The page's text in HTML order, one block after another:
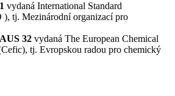
vydaná International Standard
), tj. Mezinárodní organizací pro
32 vydaná The European Chemical
tj. Evropskou radou pro chemický